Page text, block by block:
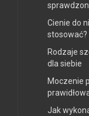
Cienie do
stosować?
Rodzaje
dla siebie
Moczenie
Jak